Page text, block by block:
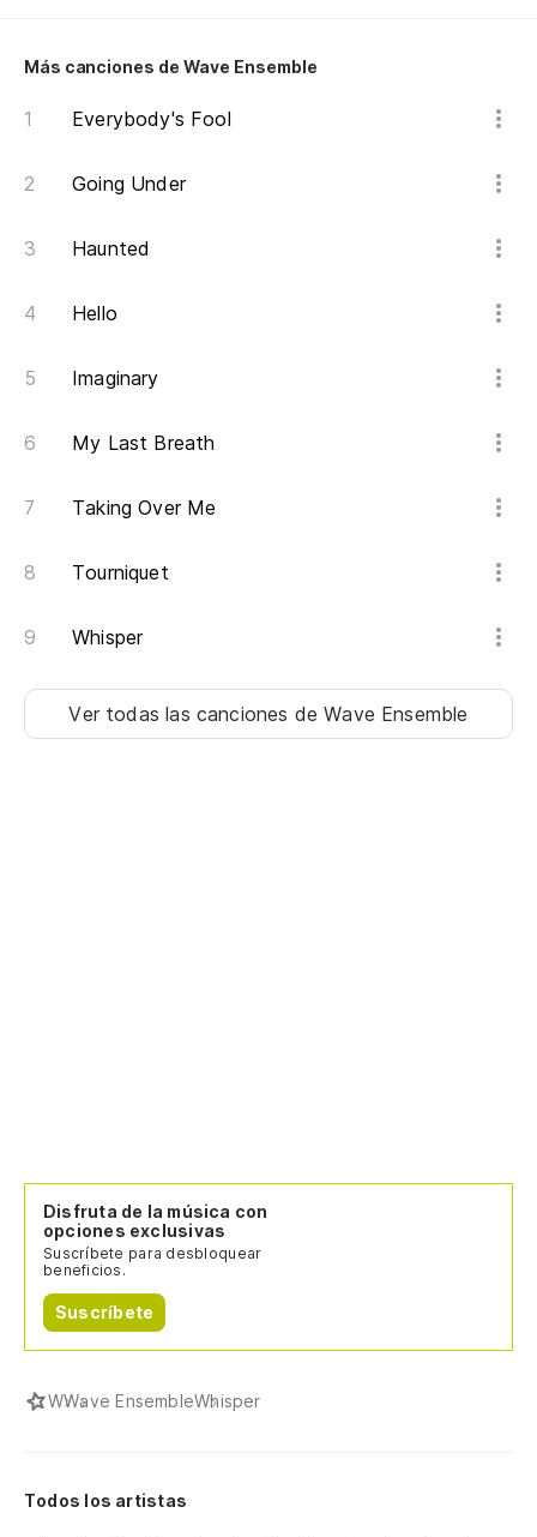
Más canciones de Wave Ensemble
Everybody's Fool
Going Under
Haunted
Hello
Imaginary
My Last Breath
Taking Over Me
Tourniquet
Whisper
Ver todas las canciones de Wave Ensemble
Disfruta de la música con
opciones exclusivas
Suscríbete para desbloquear
beneficios.
Suscríbete
WWave EnsembleWhisper
Todos los artistas